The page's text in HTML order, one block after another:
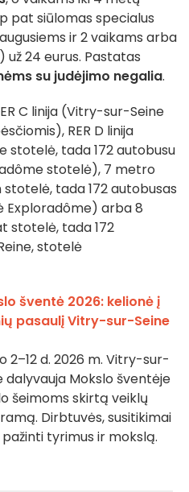
pat siūlomas specialus
ir 2 vaikams arba
už 24 eurus. Pastatas
su judėjimo negalia.
C linija (Vitry-sur-Seine
RER D linija
tada 172 autobusu
stotelė), 7 metro
stotelė, tada 172 autobusas
Exploradôme) arba 8
stotelė, tada 172
stotelė
šventė 2026: kelionė į
pasaulį Vitry-sur-Seine
2–12 d. 2026 m. Vitry-sur-
dalyvauja Mokslo šventėje
šeimoms skirtą veiklų
Dirbtuvės, susitikimai
tyrimus ir mokslą.